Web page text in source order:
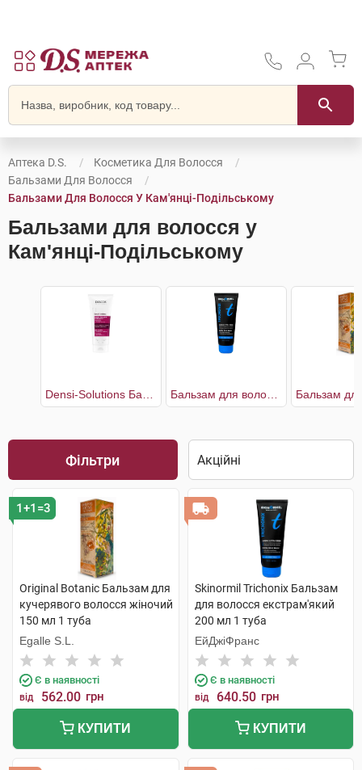
Аптека D.S.
Косметика Для Волосся
Бальзами Для Волосся
Бальзами Для Волосся У Кам'янці-Подільському
Бальзами для волосся у
Кам'янці-Подільському
Фільтри
1+1=3
Original Botanic Бальзам для
кучерявого волосся жіночий
150 мл 1 туба
Egalle S.L.
Є в наявності
від 562.00 грн
КУПИТИ
Skinormil Trichonix Бальзам
для волосся екстрам'який
200 мл 1 туба
ЕйДжіФранс
Є в наявності
від 640.50 грн
КУПИТИ